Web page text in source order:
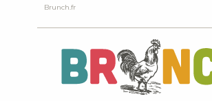
Brunch.fr